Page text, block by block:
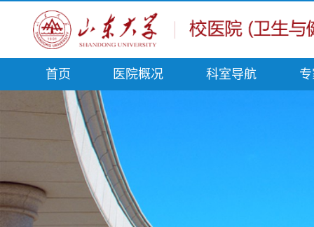
首页 医院概况 科室导航